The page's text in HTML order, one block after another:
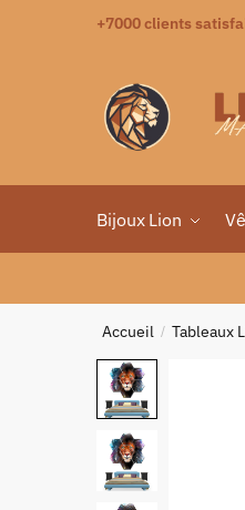
+7000 clients
Bijoux Lion
Accueil / Tableaux